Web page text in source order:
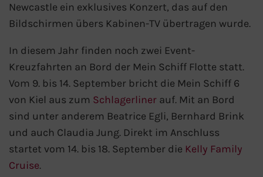
Reedereien
TUI Cruises
MSC Kreuzfahrten
Costa Kreuzfahrten
Newcastle ein exklusives Konzert, das auf den
Bildschirmen übers Kabinen-TV übertragen wurde.
In diesem Jahr finden noch zwei Event-
Kreuzfahrten an Bord der Mein Schiff Flotte statt.
Vom 9. bis 14. September bricht die Mein Schiff 6
von Kiel aus zum Schlagerliner auf. Mit an Bord
sind unter anderem Beatrice Egli, Bernhard Brink
und auch Claudia Jung. Direkt im Anschluss
startet vom 14. bis 18. September die Kelly Family
Cruise.